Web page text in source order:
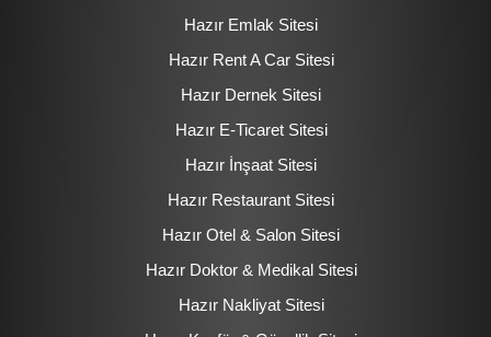
Hazır Emlak Sitesi
Hazır Rent A Car Sitesi
Hazır Dernek Sitesi
Hazır E-Ticaret Sitesi
Hazır İnşaat Sitesi
Hazır Restaurant Sitesi
Hazır Otel & Salon Sitesi
Hazır Doktor & Medikal Sitesi
Hazır Nakliyat Sitesi